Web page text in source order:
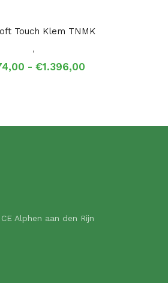
Touch Klem TNMK
,
- €1.396,00Prijsklasse:
Alphen aan den Rijn